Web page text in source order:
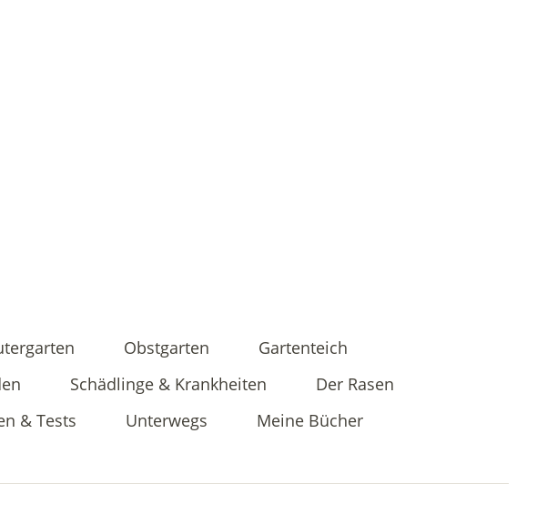
Obstgarten
Gartenteich
Schädlinge & Krankheiten
Der Rasen
& Tests Unterwegs Meine Bücher